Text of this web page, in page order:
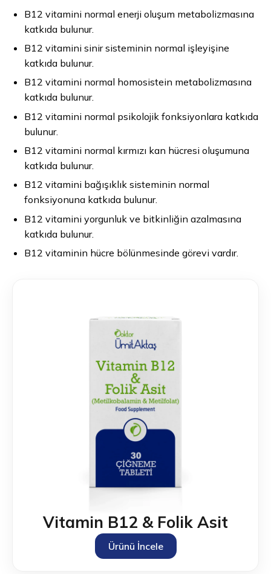
B12 vitamini normal enerji oluşum metabolizmasına
katkıda bulunur.
B12 vitamini sinir sisteminin normal işleyişine
katkıda bulunur.
B12 vitamini normal homosistein metabolizmasına
katkıda bulunur.
B12 vitamini normal psikolojik fonksiyonlara katkıda
bulunur.
B12 vitamini normal kırmızı kan hücresi oluşumuna
katkıda bulunur.
B12 vitamini bağışıklık sisteminin normal
fonksiyonuna katkıda bulunur.
B12 vitamini yorgunluk ve bitkinliğin azalmasına
katkıda bulunur.
B12 vitaminin hücre bölünmesinde görevi vardır.
Vitamin B12 & Folik Asit
Ürünü İncele